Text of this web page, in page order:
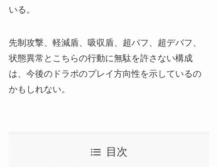
いる。
先制攻撃、軽減盾、吸収盾、超バフ、超デバフ、
状態異常とこちらの行動に無駄を許さない構成
は、今後のドラポのプレイ方向性を示しているの
かもしれない。
目次